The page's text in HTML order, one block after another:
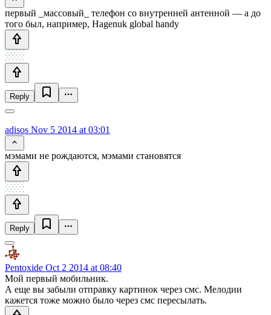
первый _массовый_ телефон со внутренней антенной — а до
того был, например, Hagenuk global handy
Reply
adisos Nov 5 2014 at 03:01
мэмами не рождаются, мэмами становятся
Reply
Pentoxide Oct 2 2014 at 08:40
Мой первый мобильник.
А еще вы забыли отправку картинок через смс. Мелодии
кажется тоже можно было через смс пересылать.